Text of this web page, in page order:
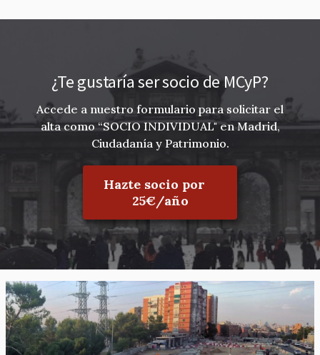
¿Te gustaría ser socio de MCyP?
Accede a nuestro formulario para solicitar el
alta como “SOCIO INDIVIDUAL" en Madrid,
Ciudadanía y Patrimonio.
Hazte socio por
25€/año